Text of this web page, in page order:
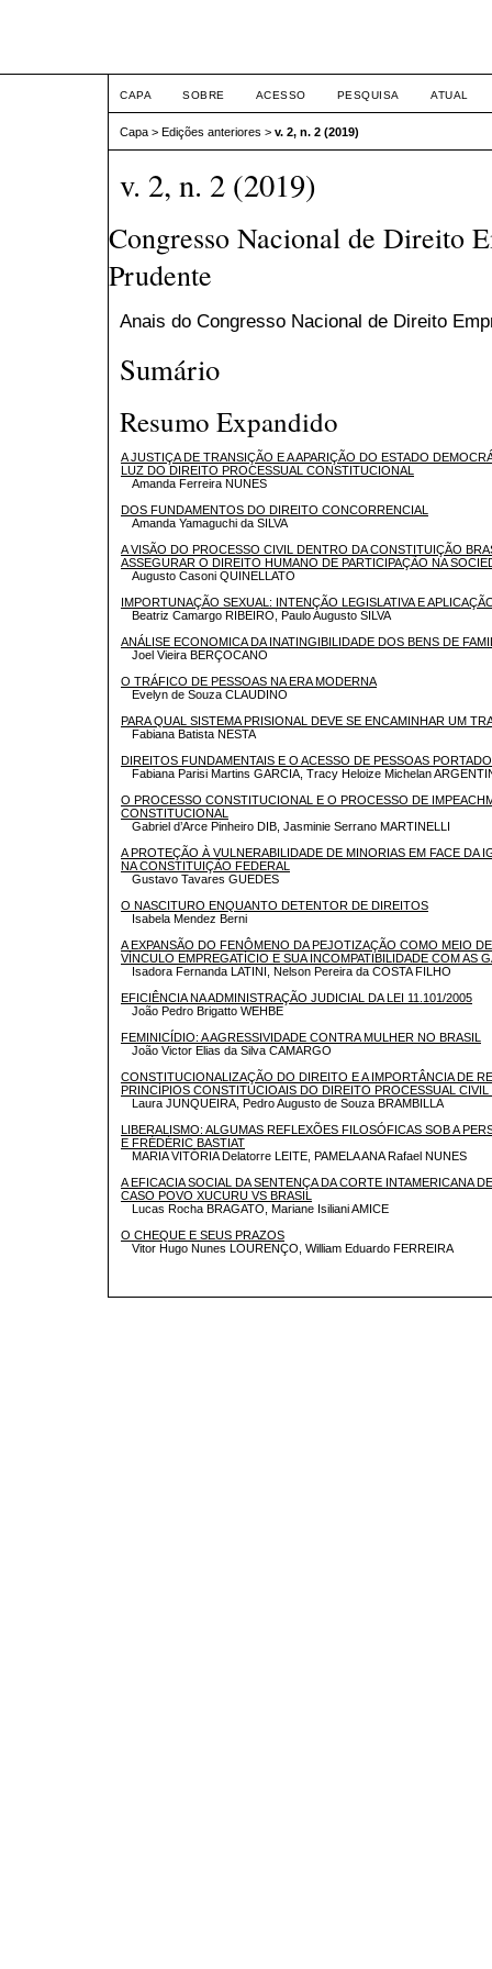
CAPA SOBRE ACESSO PESQUISA ATUAL
Capa > Edições anteriores > v. 2, n. 2 (2019)
v. 2, n. 2 (2019)
Congresso Nacional de Direito
Prudente
Anais do Congresso Nacional de Direito
Sumário
Resumo Expandido
A JUSTIÇA DE TRANSIÇÃO E A APARIÇÃO DO ESTADO
LUZ DO DIREITO PROCESSUAL CONSTITUCIONAL
Amanda Ferreira NUNES
DOS FUNDAMENTOS DO DIREITO CONCORRENCIAL
Amanda Yamaguchi da SILVA
A VISÃO DO PROCESSO CIVIL DENTRO DA CONSTITUIÇÃO
ASSEGURAR O DIREITO HUMANO DE PARTICIPAÇÃO NA
Augusto Casoni QUINELLATO
IMPORTUNAÇÃO SEXUAL: INTENÇÃO LEGISLATIVA E
Beatriz Camargo RIBEIRO, Paulo Augusto SILVA
ANÁLISE ECONOMICA DA INATINGIBILIDADE DOS BENS DE
Joel Vieira BERÇOCANO
O TRÁFICO DE PESSOAS NA ERA MODERNA
Evelyn de Souza CLAUDINO
PARA QUAL SISTEMA PRISIONAL DEVE SE ENCAMINHAR UM
Fabiana Batista NESTA
DIREITOS FUNDAMENTAIS E O ACESSO DE PESSOAS
Fabiana Parisi Martins GARCIA, Tracy Heloize Michelan
O PROCESSO CONSTITUCIONAL E O PROCESSO DE
CONSTITUCIONAL
Gabriel d’Arce Pinheiro DIB, Jasminie Serrano MARTINELLI
A PROTEÇÃO À VULNERABILIDADE DE MINORIAS EM FACE DA
NA CONSTITUIÇÃO FEDERAL
Gustavo Tavares GUEDES
O NASCITURO ENQUANTO DETENTOR DE DIREITOS
Isabela Mendez Berni
A EXPANSÃO DO FENÔMENO DA PEJOTIZAÇÃO COMO MEIO
VÍNCULO EMPREGATÍCIO E SUA INCOMPATIBILIDADE COM AS
Isadora Fernanda LATINI, Nelson Pereira da COSTA FILHO
EFICIÊNCIA NA ADMINISTRAÇÃO JUDICIAL DA LEI 11.101/2005
João Pedro Brigatto WEHBE
FEMINICÍDIO: A AGRESSIVIDADE CONTRA MULHER NO BRASIL
João Victor Elias da Silva CAMARGO
CONSTITUCIONALIZAÇÃO DO DIREITO E A IMPORTÂNCIA DE
PRINCÍPIOS CONSTITUCIOAIS DO DIREITO PROCESSUAL
Laura JUNQUEIRA, Pedro Augusto de Souza BRAMBILLA
LIBERALISMO: ALGUMAS REFLEXÕES FILOSÓFICAS SOB A
E FRÉDÉRIC BASTIAT
MARIA VITÓRIA Delatorre LEITE, PAMELA ANA Rafael NUNES
A EFICACIA SOCIAL DA SENTENÇA DA CORTE INTAMERICANA
CASO POVO XUCURU VS BRASIL
Lucas Rocha BRAGATO, Mariane Isiliani AMICE
O CHEQUE E SEUS PRAZOS
Vitor Hugo Nunes LOURENÇO, William Eduardo FERREIRA